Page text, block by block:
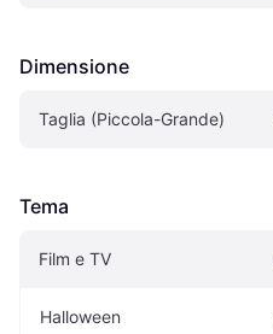
Dimensione
Taglia (Piccola-Grande)
Tema
Film e TV
Halloween